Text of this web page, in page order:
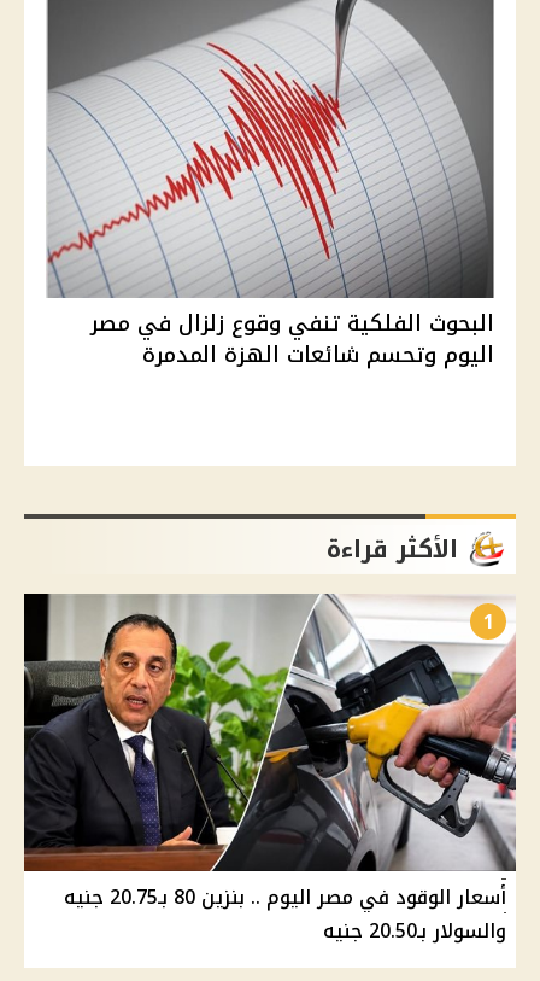
البحوث الفلكية تنفي وقوع زلزال في مصر
اليوم وتحسم شائعات الهزة المدمرة
الأكثر قراءة
1
أسعار الوقود في مصر اليوم .. بنزين 80 بـ20.75 جنيه
والسولار بـ20.50 جنيه